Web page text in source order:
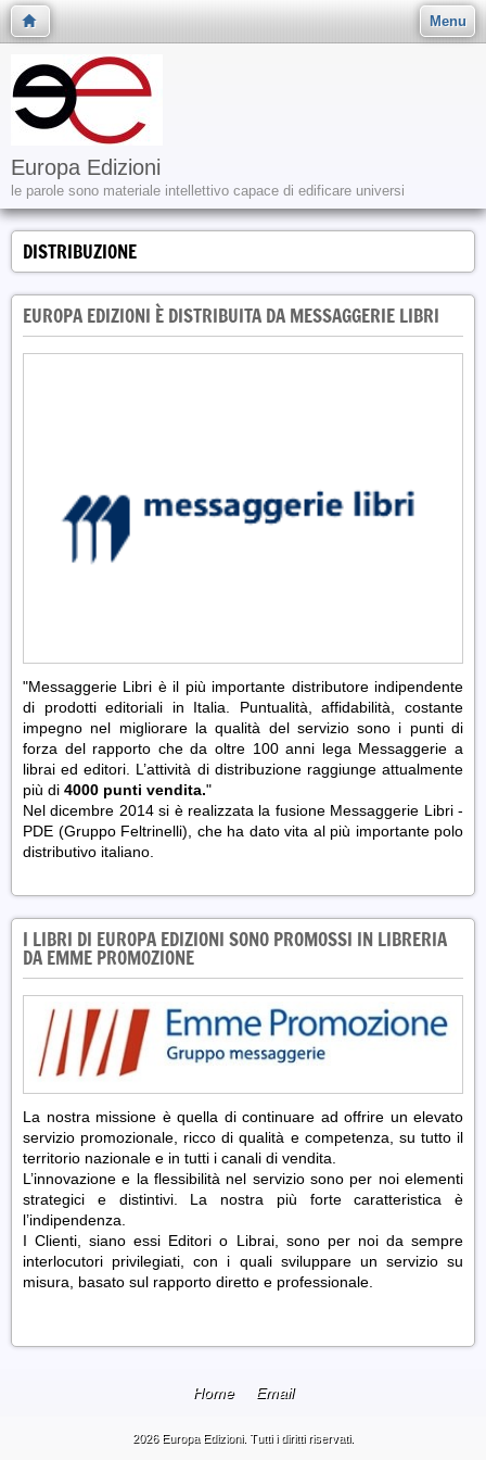
Menu
Europa Edizioni
le parole sono materiale intellettivo capace di edificare universi
DISTRIBUZIONE
EUROPA EDIZIONI È DISTRIBUITA DA MESSAGGERIE LIBRI
"Messaggerie Libri è il più importante distributore indipendente
di prodotti editoriali in Italia. Puntualità, affidabilità, costante
impegno nel migliorare la qualità del servizio sono i punti di
forza del rapporto che da oltre 100 anni lega Messaggerie a
librai ed editori. L’attività di distribuzione raggiunge attualmente
più di 4000 punti vendita."
Nel dicembre 2014 si è realizzata la fusione Messaggerie Libri -
PDE (Gruppo Feltrinelli), che ha dato vita al più importante polo
distributivo italiano.
I LIBRI DI EUROPA EDIZIONI SONO PROMOSSI IN LIBRERIA
DA EMME PROMOZIONE
La nostra missione è quella di continuare ad offrire un elevato
servizio promozionale, ricco di qualità e competenza, su tutto il
territorio nazionale e in tutti i canali di vendita.
L’innovazione e la flessibilità nel servizio sono per noi elementi
strategici e distintivi. La nostra più forte caratteristica è
l’indipendenza.
I Clienti, siano essi Editori o Librai, sono per noi da sempre
interlocutori privilegiati, con i quali sviluppare un servizio su
misura, basato sul rapporto diretto e professionale.
Home Email
2026 Europa Edizioni. Tutti i diritti riservati.